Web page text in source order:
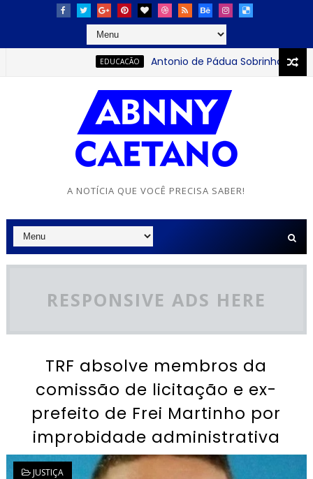
Antonio de Pádua Sobrinho: o jovem
A NOTÍCIA QUE VOCÊ PRECISA SABER!
RESPONSIVE ADS HERE
TRF absolve membros da
comissão de licitação e ex-
prefeito de Frei Martinho por
improbidade administrativa
JUSTIÇA